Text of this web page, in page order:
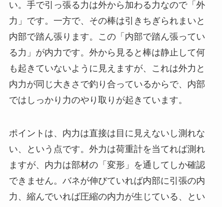
い。手で引っ張る力は外から加わる力なので「外
力」です。一方で、その棒は引きちぎられまいと
内部で踏ん張ります。この「内部で踏ん張ってい
る力」が内力です。外から見ると棒は静止して何
も起きていないように見えますが、これは外力と
内力が同じ大きさで釣り合っているからで、内部
ではしっかり力のやり取りが起きています。
ポイントは、内力は直接は目に見えないし測れな
い、という点です。外力は荷重計を当てれば測れ
ますが、内力は部材の「変形」を通してしか確認
できません。バネが伸びていれば内部に引張の内
力、縮んでいれば圧縮の内力が生じている、とい